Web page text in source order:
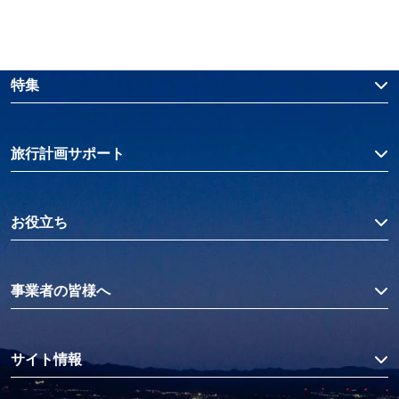
特集
旅行計画サポート
お役立ち
事業者の皆様へ
サイト情報